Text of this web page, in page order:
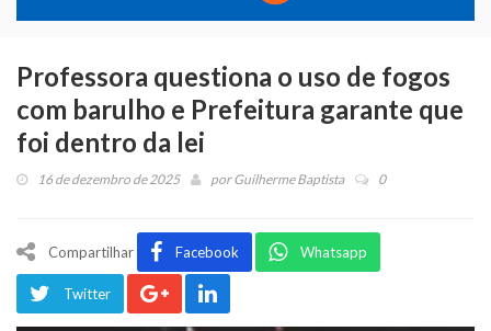
Professora questiona o uso de fogos
com barulho e Prefeitura garante que
foi dentro da lei
16 de dezembro de 2025 porGuilherme Baptista 0
Compartilhar Facebook Whatsapp
Twitter